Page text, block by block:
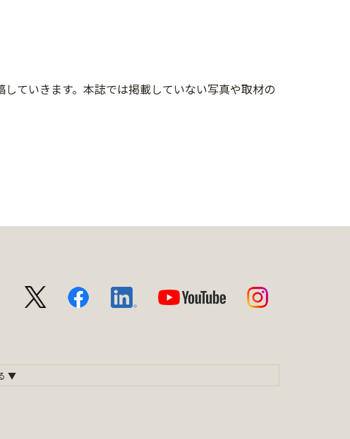
ていきます。本誌では掲載していない写真や取材の